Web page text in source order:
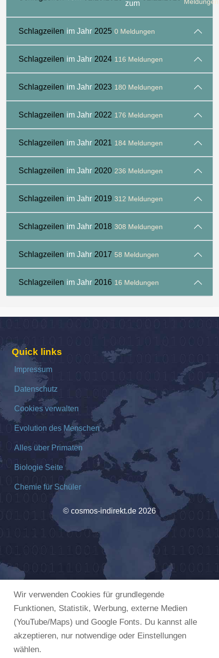
Wir verwenden Cookies für grundlegende
Funktionen, Statistik, Werbung, externe Medien
(YouTube/Maps) und Google Fonts. Du kannst alle
akzeptieren, nur notwendige oder Einstellungen
wählen.
zum
Schlagzeilen im Jahr 2025 0 Meldungen
Schlagzeilen im Jahr 2024 116 Meldungen
Schlagzeilen im Jahr 2023 180 Meldungen
Schlagzeilen im Jahr 2022 176 Meldungen
Schlagzeilen im Jahr 2021 184 Meldungen
Schlagzeilen im Jahr 2020 236 Meldungen
Schlagzeilen im Jahr 2019 312 Meldungen
Schlagzeilen im Jahr 2018 308 Meldungen
Schlagzeilen im Jahr 2017 58 Meldungen
Schlagzeilen im Jahr 2016 16 Meldungen
Quick links
Impressum
Datenschutz
Cookies verwalten
Evolution des Menschen
Alles über Primaten
Biologie Seite
Chemie für Schüler
© cosmos-indirekt.de 2026